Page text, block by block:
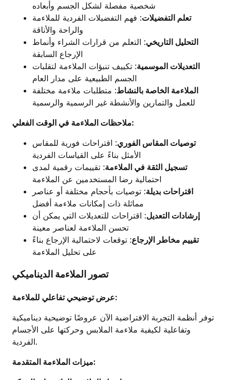
شخصية مفصلة لشكل الجسم وأبعاده
تعلم التفضيلات: فهم التفضيلات الفردية للملاءمة
والراحة والأناقة
التحليل التاريخي: التعلم من قرارات الشراء وأنماط
الإرجاع السابقة
التعديلات الموسمية: تكييف تنبؤات الملاءمة لتقلبات
الجسم الطبيعية على مدار العام
الملاءمة الخاصة بالنشاط: متطلبات ملاءمة مختلفة
للعمل والتمارين والأنشطة غير الرسمية والرسمية
ملاحظات الملاءمة في الوقت الفعلي:
توصيات المقاس الفوري: اقتراحات فورية للمقاس
الأمثل بناءً على القياسات الفردية
تسجيل الثقة في الملاءمة: تقييمات رقمية لمدى
احتمالية رضا المستخدمين عن الملاءمة
اقتراحات بديلة: توصيات بأحجام مختلفة أو عناصر
مماثلة ذات إمكانات ملاءمة أفضل
إرشادات التعديل: اقتراحات للتعديلات التي يمكن أن
تحسن الملاءمة لعناصر معينة
تقييم مخاطر الإرجاع: توقعات لاحتمالية الإرجاع بناءً
على تحليل الملاءمة
تصور الملاءمة الديناميكي
عرض توضيحي تفاعلي للملاءمة:
توفر أنظمة التجربة الافتراضية الآن عروضًا توضيحية ديناميكية
وتفاعلية لكيفية ملاءمة الملابس وحركتها على الأجسام
الفردية.
ميزات الملاءمة المتقدمة: